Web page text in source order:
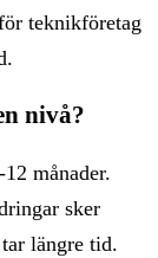
teknikföretag
nivå?
månader.
sker
längre tid.